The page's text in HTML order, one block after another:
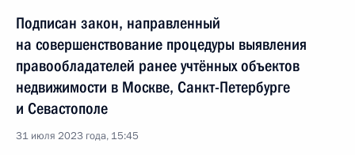
Подписан закон, направленный
на совершенствование процедуры выявления
правообладателей ранее учтённых объектов
недвижимости в Москве, Санкт-Петербурге
и Севастополе
31 июля 2023 года, 15:45